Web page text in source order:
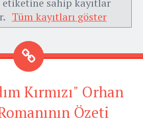
etiketine sahip kayıtlar
Tüm kayıtları göster
Kırmızı" Orhan
Özeti